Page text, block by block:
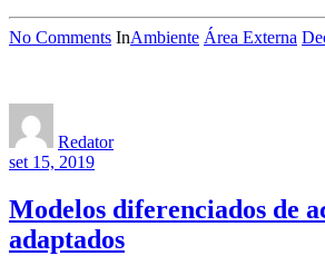
No Comments InAmbiente Área Externa
Redator
set 15, 2019
Modelos diferenciados de
adaptados